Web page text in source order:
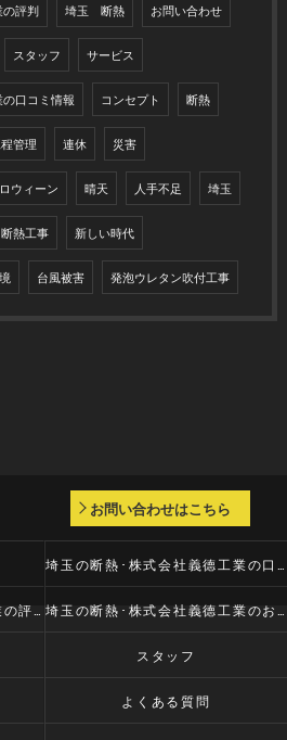
評判 埼玉 断熱 お問い合わせ
スタッフ サービス
口コミ情報 コンセプト 断熱
管理 連休 災害
ウィーン 晴天 人手不足 埼玉
断熱工事 新しい時代
台風被害 発泡ウレタン吹付工事
お問い合わせはこちら
スタッフ
よくある質問